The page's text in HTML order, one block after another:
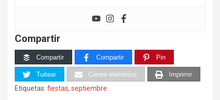
Compartir
Compartir Compartir Pin
Tuitear Correo eletrónico Imprimir
Etiquetas: fiestas, septiembre